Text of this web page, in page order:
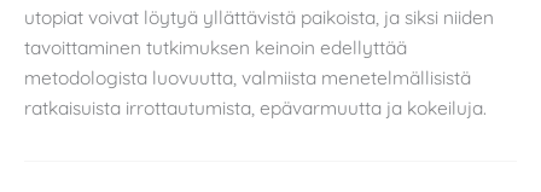
utopiat voivat löytyä yllättävistä paikoista, ja siksi niiden
tavoittaminen tutkimuksen keinoin edellyttää
metodologista luovuutta, valmiista menetelmällisistä
ratkaisuista irrottautumista, epävarmuutta ja kokeiluja.